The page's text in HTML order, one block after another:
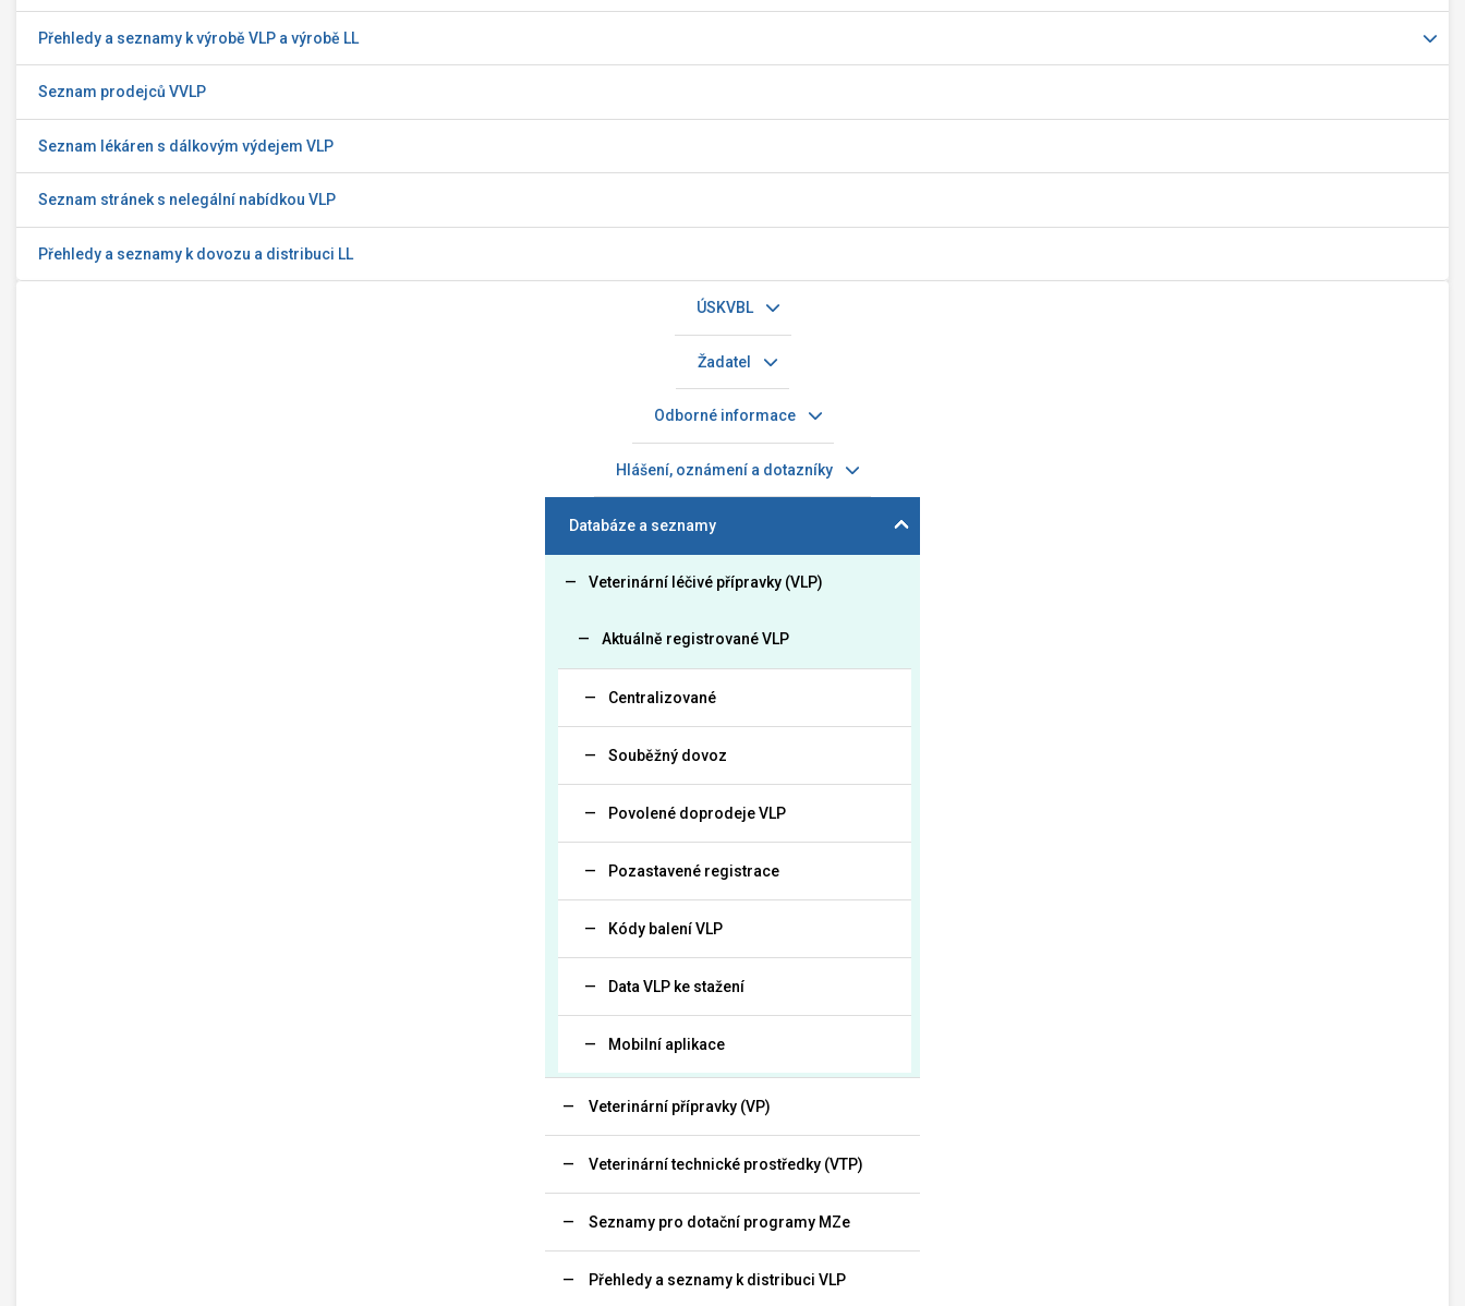
Přehledy a seznamy k výrobě VLP a výrobě LL
Seznam prodejců VVLP
Seznam lékáren s dálkovým výdejem VLP
Seznam stránek s nelegální nabídkou VLP
Přehledy a seznamy k dovozu a distribuci LL
ÚSKVBL
Žadatel
Odborné informace
Hlášení, oznámení a dotazníky
Databáze a seznamy
Veterinární léčivé přípravky (VLP)
Aktuálně registrované VLP
Centralizované
Souběžný dovoz
Povolené doprodeje VLP
Pozastavené registrace
Kódy balení VLP
Data VLP ke stažení
Mobilní aplikace
Veterinární přípravky (VP)
Veterinární technické prostředky (VTP)
Seznamy pro dotační programy MZe
Přehledy a seznamy k distribuci VLP